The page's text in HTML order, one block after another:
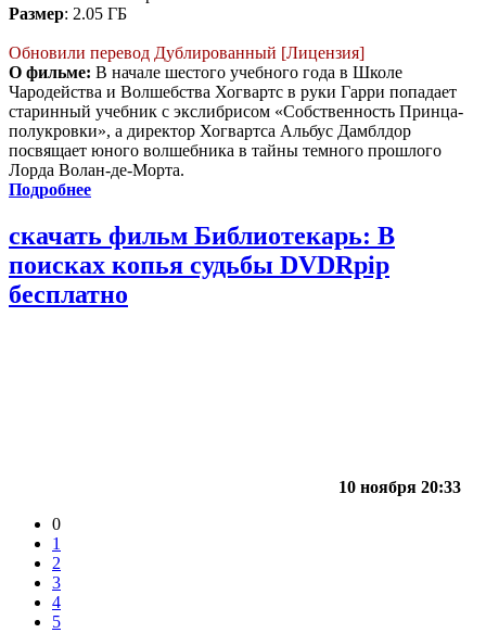
Размер: 2.05 ГБ
Обновили перевод Дублированный [Лицензия]
О фильме: В начале шестого учебного года в Школе
Чародейства и Волшебства Хогвартс в руки Гарри попадает
старинный учебник с экслибрисом «Собственность Принца-
полукровки», а директор Хогвартса Альбус Дамблдор
посвящает юного волшебника в тайны темного прошлого
Лорда Волан-де-Морта.
Подробнее
скачать фильм Библиотекарь: В
поисках копья судьбы DVDRpip
бесплатно
10 ноября 20:33
0
1
2
3
4
5